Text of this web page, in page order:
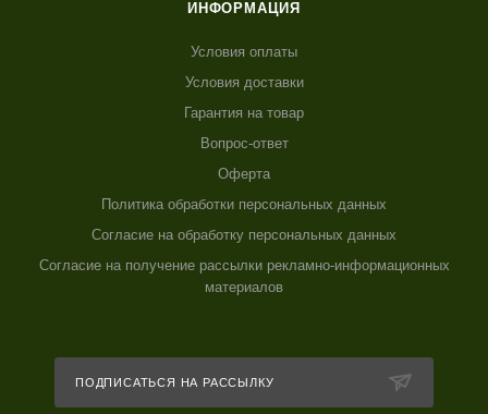
ИНФОРМАЦИЯ
Условия оплаты
Условия доставки
Гарантия на товар
Вопрос-ответ
Оферта
Политика обработки персональных данных
Согласие на обработку персональных данных
Согласие на получение рассылки рекламно-информационных
материалов
ПОДПИСАТЬСЯ НА РАССЫЛКУ